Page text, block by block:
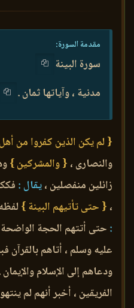
مقدمة السورة:
سورة البينة
مدنية ، وآياتها ثمان .
{ لم يكن الذين كفروا من
والنصارى ، { والمشركين }
زائلين منفصلين ،يقال :
، { حتى تأتيهم البينة }
:حتى أتتهم الحجة
عليه وسلم ، أتاهم بالقرآن
ودعاهم إلى الإسلام
الفريقين ، أخبر أنهم لم